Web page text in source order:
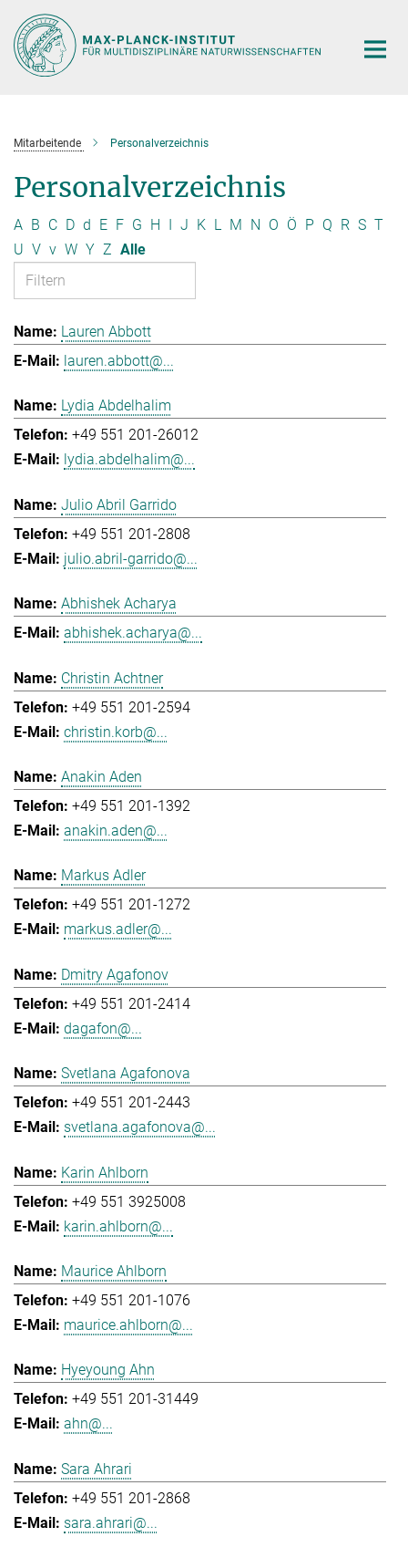
Hauptinhalt
Mitarbeitende Personalverzeichnis
Personalverzeichnis
A B C D d E F G H I J K L M N O Ö P Q R S T
U V v W Y Z Alle
Lauren Abbott
lauren.abbott@...
Lydia Abdelhalim
+49 551 201-26012
lydia.abdelhalim@...
Julio Abril Garrido
+49 551 201-2808
julio.abril-garrido@...
Abhishek Acharya
abhishek.acharya@...
Christin Achtner
+49 551 201-2594
christin.korb@...
Anakin Aden
+49 551 201-1392
anakin.aden@...
Markus Adler
+49 551 201-1272
markus.adler@...
Dmitry Agafonov
+49 551 201-2414
dagafon@...
Svetlana Agafonova
+49 551 201-2443
svetlana.agafonova@...
Karin Ahlborn
+49 551 3925008
karin.ahlborn@...
Maurice Ahlborn
+49 551 201-1076
maurice.ahlborn@...
Hyeyoung Ahn
+49 551 201-31449
ahn@...
Sara Ahrari
+49 551 201-2868
sara.ahrari@...